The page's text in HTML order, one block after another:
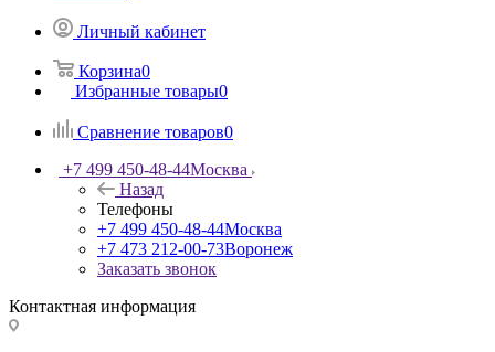
Личный кабинет
Корзина0
Избранные товары0
Сравнение товаров0
+7 499 450-48-44Москва
Назад
Телефоны
+7 499 450-48-44Москва
+7 473 212-00-73Воронеж
Заказать звонок
Контактная информация